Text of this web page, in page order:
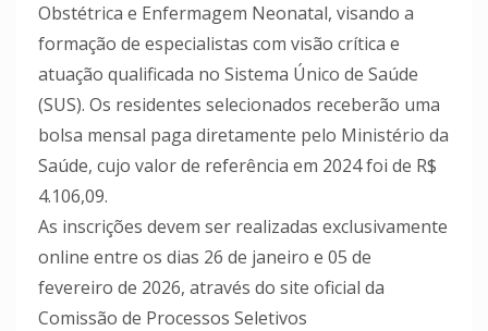
Obstétrica e Enfermagem Neonatal, visando a
formação de especialistas com visão crítica e
atuação qualificada no Sistema Único de Saúde
(SUS). Os residentes selecionados receberão uma
bolsa mensal paga diretamente pelo Ministério da
Saúde, cujo valor de referência em 2024 foi de R$
4.106,09.
As inscrições devem ser realizadas exclusivamente
online entre os dias 26 de janeiro e 05 de
fevereiro de 2026, através do site oficial da
Comissão de Processos Seletivos